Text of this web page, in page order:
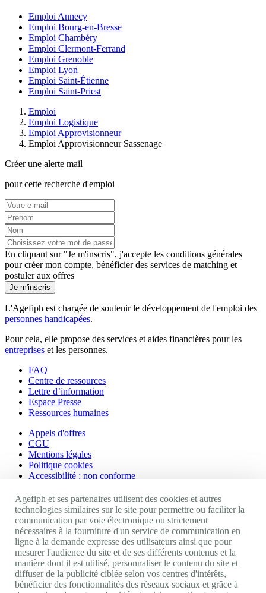
Emploi Annecy
Emploi Bourg-en-Bresse
Emploi Chambéry
Emploi Clermont-Ferrand
Emploi Grenoble
Emploi Lyon
Emploi Saint-Étienne
Emploi Saint-Priest
Emploi
Emploi Logistique
Emploi Approvisionneur
Emploi Approvisionneur Sassenage
Créer une alerte mail
pour cette recherche d'emploi
En cliquant sur "Je m'inscris", j'accepte les conditions générales
pour créer mon compte, bénéficier des services de matching et
postuler aux offres
Je m'inscris
L'Agefiph est chargée de soutenir le développement de l'emploi des
personnes handicapées.
Pour cela, elle propose des services et aides financières pour les
entreprises et les personnes.
FAQ
Centre de ressources
Lettre d’information
Espace Presse
Ressources humaines
Appels d'offres
CGU
Mentions légales
Politique cookies
Accessibilité : non conforme
Nos autres sites
Site portail Agefiph
Activateur de progrès
Handinnov
Innovation et recherche
Université du RRH
Service AppuiPro
Agefiph et ses partenaires utilisent des cookies et autres
technologies similaires sur le site pour permettre ou faciliter la
communication par voie électronique ou strictement
nécessaires à la fourniture d'un service de communication en
ligne à la demande expresse des utilisateurs ainsi que pour
mesurer l'audience du site et de ses différents contenus et la
manière dont il est utilisé, personnaliser le contenu du site et
diffuser de la publicité ciblée selon vos centres d'intérêts,
bénéficier des fonctionnalités des réseaux sociaux et grâce à